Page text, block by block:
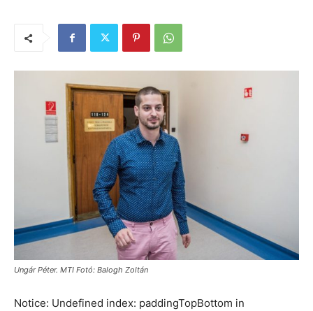
Ungár Péter. MTI Fotó: Balogh Zoltán
Notice: Undefined index: paddingTopBottom in